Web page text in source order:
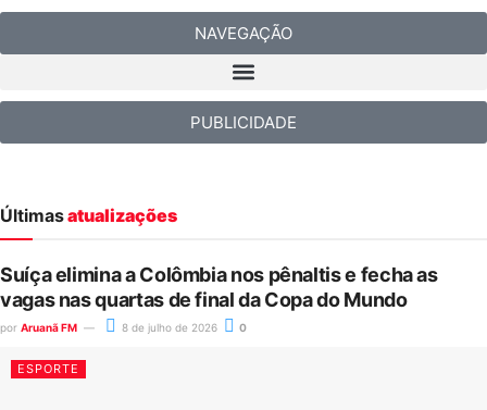
NAVEGAÇÃO
PUBLICIDADE
Últimasatualizações
Suíça elimina a Colômbia nos pênaltis e fecha as
vagas nas quartas de final da Copa do Mundo
por Aruanã FM 8 de julho de 2026 0
ESPORTE